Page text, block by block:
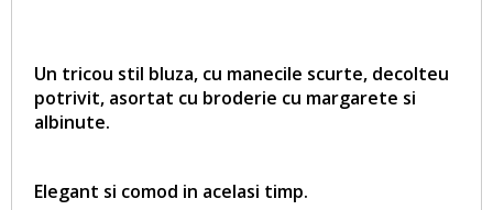
Un tricou stil bluza, cu manecile scurte, decolteu
potrivit, asortat cu broderie cu margarete si
albinute.
Elegant si comod in acelasi timp.